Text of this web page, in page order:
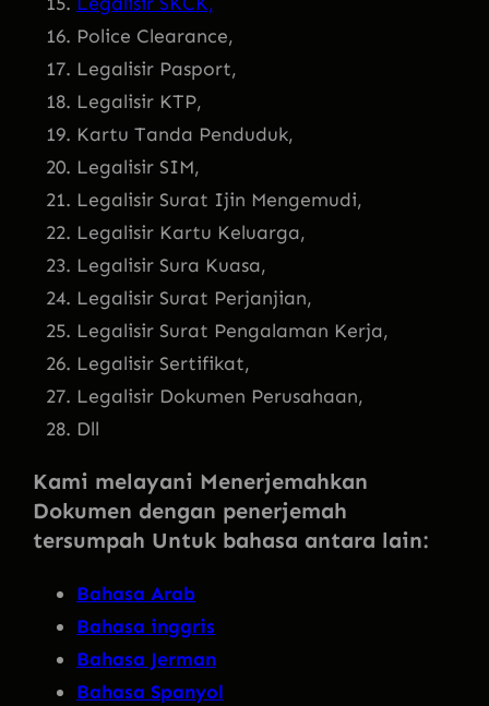
Police Clearance,
Legalisir Pasport,
Legalisir KTP,
Kartu Tanda Penduduk,
Legalisir SIM,
Legalisir Surat Ijin Mengemudi,
Legalisir Kartu Keluarga,
Legalisir Sura Kuasa,
Legalisir Surat Perjanjian,
Legalisir Surat Pengalaman Kerja,
Legalisir Sertifikat,
Legalisir Dokumen Perusahaan,
Dll
Kami melayani Menerjemahkan
Dokumen dengan penerjemah
tersumpah Untuk bahasa antara lain:
Bahasa Arab
Bahasa inggris
Bahasa Jerman
Bahasa Spanyol